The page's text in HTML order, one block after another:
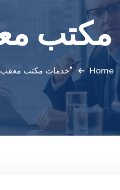
Home "خدمات مكتب معقب